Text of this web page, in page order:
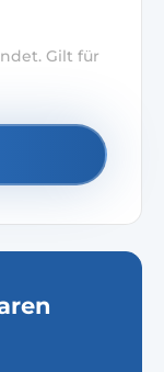
Gilt für